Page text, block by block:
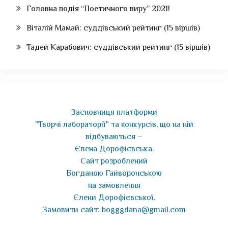
Головна подія “Поетичного виру” 2021!
Віталій Мамай: суддівський рейтинг (15 віршів)
Тадей Карабович: суддівський рейтинг (15 віршів)
Засновниця платформи
"Творчі лабораторії" та конкурсів, що на ній
відбуваються –
Єлена Дорофієвська.
Сайт розроблений
Богданою Гайворонською
на замовлення
Єлени Дорофієвської.
Замовити сайт: bogggdana@gmail.com